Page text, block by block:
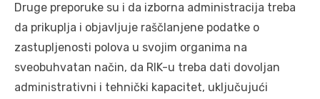
Druge preporuke su i da izborna administracija treba
da prikuplja i objavljuje raščlanjene podatke o
zastupljenosti polova u svojim organima na
sveobuhvatan način, da RIK-u treba dati dovoljan
administrativni i tehnički kapacitet, uključujući